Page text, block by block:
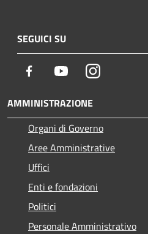
SEGUICI SU
Facebook YoutubeInstagram
AMMINISTRAZIONE
Organi di Governo
Aree Amministrative
Uffici
Enti e fondazioni
Politici
Personale Amministrativo